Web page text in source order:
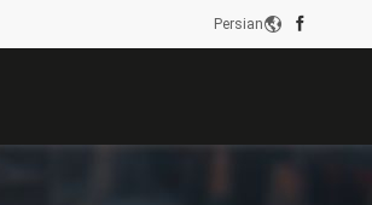
Persian